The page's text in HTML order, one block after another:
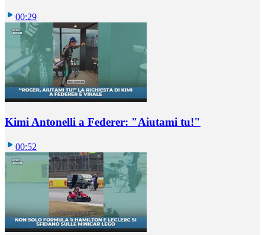
00:29
Kimi Antonelli a Federer: "Aiutami tu!"
00:52